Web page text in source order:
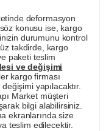
deformasyon
konusu ise, kargo
durumunu kontrol
takdirde, kargo
paketi teslim
ve değişimi
kargo firması
yapılacaktır.
Market müşteri
bilgi alabilirsiniz.
ekranlarında size
teslim edilecektir.